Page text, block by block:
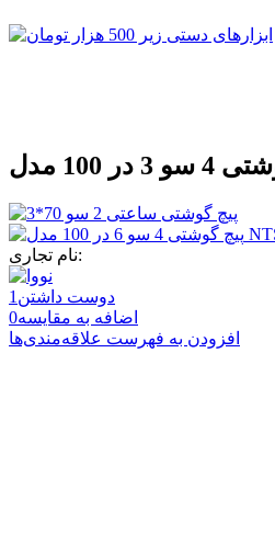
نام تجاری:
دوست داشتن 1
اضافه به مقایسه0
افزودن به فهرست علاقه‌مندی‌ها